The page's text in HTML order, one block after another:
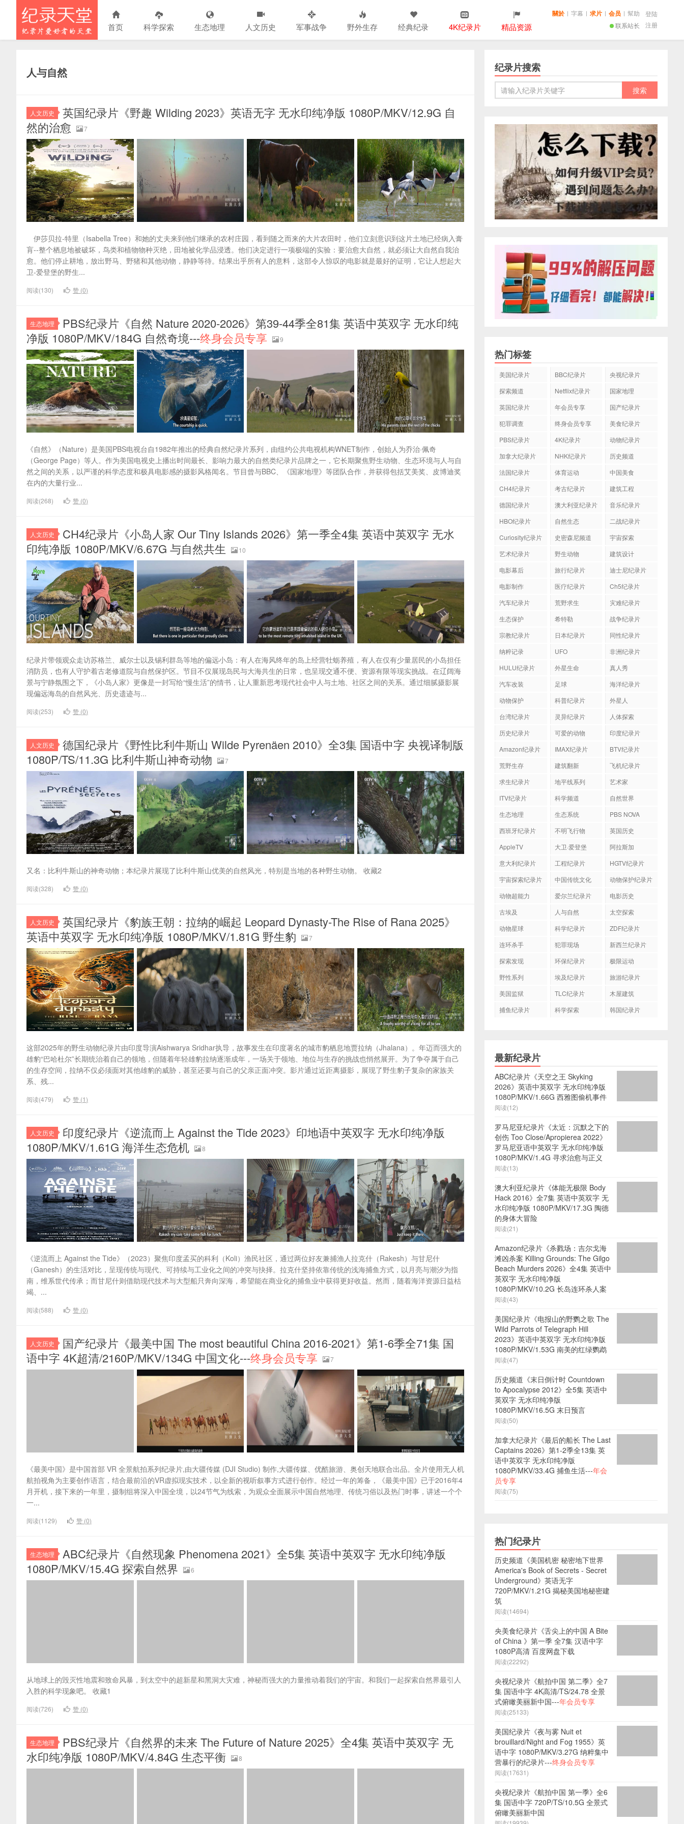
首页 科学探索 生态地理 人文历史 军事战争 野外生存 经典纪录 4K纪录片 精品资源 联系站长
關於 | 字幕 | 求片 | 会员 | 幫助
登陆
注册
人与自然
人文历史
英国纪录片《野趣 Wilding 2023》英语无字 无水印纯净版 1080P/MKV/12.9G 自
然的治愈
7
伊莎贝拉-特里（Isabella Tree）和她的丈夫来到他们继承的农村庄园，看到随之而来的大片农田时，他们立刻意识到这片土地已经病入膏
肓--整个栖息地被破坏，鸟类和植物物种灭绝，田地被化学品浸透。他们决定进行一项极端的实验：要治愈大自然，就必须让大自然自我治
愈。他们停止耕地，放出野马、野猪和其他动物，静静等待。结果出乎所有人的意料，这部令人惊叹的电影就是最好的证明，它让人想起大
卫-爱登堡的野生...
阅读(130) 赞 (0)
生态地理
PBS纪录片《自然 Nature 2020-2026》第39-44季全81集 英语中英双字 无水印纯
净版 1080P/MKV/184G 自然奇境---终身会员专享 9
《自然》（Nature）是美国PBS电视台自1982年推出的经典自然纪录片系列，由纽约公共电视机构WNET制作，创始人为乔治·佩奇
（George Page）等人。作为美国电视史上播出时间最长、影响力最大的自然类纪录片品牌之一，它长期聚焦野生动物、生态环境与人与自
然之间的关系，以严谨的科学态度和极具电影感的摄影风格闻名。节目曾与BBC、《国家地理》等团队合作，并获得包括艾美奖、皮博迪奖
在内的大量行业...
阅读(268) 赞 (0)
人文历史
CH4纪录片《小岛人家 Our Tiny Islands 2026》第一季全4集 英语中英双字 无水
印纯净版 1080P/MKV/6.67G 与自然共生
10
纪录片带领观众走访苏格兰、威尔士以及锡利群岛等地的偏远小岛：有人在海风终年的岛上经营牡蛎养殖，有人在仅有少量居民的小岛担任
消防员，也有人守护着古老修道院与自然保护区。节目不仅展现岛民与大海共生的日常，也呈现交通不便、资源有限等现实挑战。在辽阔海
景与宁静氛围之下，《小岛人家》更像是一封写给“慢生活”的情书，让人重新思考现代社会中人与土地、社区之间的关系。通过细腻摄影展
现偏远海岛的自然风光、历史遗迹与...
阅读(253) 赞 (0)
人文历史
德国纪录片《野性比利牛斯山 Wilde Pyrenäen 2010》全3集 国语中字 央视译制版
1080P/TS/11.3G 比利牛斯山神奇动物
7
又名：比利牛斯山的神奇动物；本纪录片展现了比利牛斯山优美的自然风光，特别是当地的各种野生动物。 收藏2
阅读(328) 赞 (0)
人文历史
英国纪录片《豹族王朝：拉纳的崛起 Leopard Dynasty-The Rise of Rana 2025》
英语中英双字 无水印纯净版 1080P/MKV/1.81G 野生豹
7
这部2025年的野生动物纪录片由印度导演Aishwarya Sridhar执导，故事发生在印度著名的城市豹栖息地贾拉纳（Jhalana）。年迈而强大的
雄豹“巴哈杜尔”长期统治着自己的领地，但随着年轻雄豹拉纳逐渐成年，一场关于领地、地位与生存的挑战也悄然展开。为了争夺属于自己
的生存空间，拉纳不仅必须面对其他雄豹的威胁，甚至还要与自己的父亲正面冲突。影片通过近距离摄影，展现了野生豹子复杂的家族关
系、残...
阅读(479) 赞 (1)
人文历史
印度纪录片《逆流而上 Against the Tide 2023》印地语中英双字 无水印纯净版
1080P/MKV/1.61G 海洋生态危机
8
《逆流而上 Against the Tide》（2023）聚焦印度孟买的科利（Koli）渔民社区，通过两位好友兼捕渔人拉克什（Rakesh）与甘尼什
（Ganesh）的生活对比，呈现传统与现代、可持续与工业化之间的冲突与抉择。拉克什坚持依靠传统的浅海捕鱼方式，以月亮与潮汐为指
南，维系世代传承；而甘尼什则借助现代技术与大型船只奔向深海，希望能在商业化的捕鱼业中获得更好收益。然而，随着海洋资源日益枯
竭、...
阅读(588) 赞 (0)
人文历史
国产纪录片《最美中国 The most beautiful China 2016-2021》第1-6季全71集 国
语中字 4K超清/2160P/MKV/134G 中国文化---终身会员专享 7
《最美中国》是中国首部 VR 全景航拍系列纪录片,由大疆传媒 (DJI Studio) 制作,大疆传媒、优酷旅游、奥创天地联合出品。全片使用无人机
航拍视角为主要创作语言，结合最前沿的VR虚拟现实技术，以全新的视听叙事方式进行创作。经过一年的筹备，《最美中国》已于2016年4
月开机，接下来的一年里，摄制组将深入中国全境，以24节气为线索，为观众全面展示中国自然地理、传统习俗以及热门时事，讲述一个个
一...
阅读(1129) 赞 (0)
生态地理
ABC纪录片《自然现象 Phenomena 2021》全5集 英语中英双字 无水印纯净版
1080P/MKV/15.4G 探索自然界
6
从地球上的毁灭性地震和致命风暴，到太空中的超新星和黑洞大灾难，神秘而强大的力量推动着我们的宇宙。和我们一起探索自然界最引人
入胜的科学现象吧。 收藏1
阅读(726) 赞 (0)
生态地理
PBS纪录片《自然界的未来 The Future of Nature 2025》全4集 英语中英双字 无
水印纯净版 1080P/MKV/4.84G 生态平衡
8
纪录片搜索
热门标签
美国纪录片 BBC纪录片
央视纪录片
探索频道
Netflix纪录片
国家地理
英国纪录片
年会员专享
国产纪录片
犯罪调查
终身会员专享
美食纪录片
PBS纪录片
4K纪录片
动物纪录片
加拿大纪录片
NHK纪录片
历史频道
法国纪录片
体育运动
中国美食
CH4纪录片
考古纪录片
建筑工程
德国纪录片
澳大利亚纪录片
音乐纪录片
HBO纪录片
自然生态
二战纪录片
Curiosity纪录片
史密森尼频道
宇宙探索
艺术纪录片
野生动物
建筑设计
电影幕后
旅行纪录片
迪士尼纪录片
电影制作
医疗纪录片
Ch5纪录片
汽车纪录片
荒野求生
灾难纪录片
生态保护
希特勒
战争纪录片
宗教纪录片
日本纪录片
同性纪录片
纳粹记录
UFO
非洲纪录片
HULU纪录片
外星生命
真人秀
汽车改装
足球
海洋纪录片
动物保护
科普纪录片
外星人
台湾纪录片
灵异纪录片
人体探索
历史纪录片
可爱的动物
印度纪录片
Amazon纪录片
IMAX纪录片
BTV纪录片
荒野生存
建筑翻新
飞机纪录片
求生纪录片
地平线系列
艺术家
ITV纪录片
科学频道
自然世界
生态地理
生态系统
PBS NOVA
西班牙纪录片
不明飞行物
英国历史
AppleTV
大卫·爱登堡
阿拉斯加
意大利纪录片
工程纪录片
HGTV纪录片
宇宙探索纪录片
中国传统文化
动物保护纪录片
动物超能力
爱尔兰纪录片
电影历史
古埃及
人与自然
太空探索
动物星球
科学纪录片
ZDF纪录片
连环杀手
犯罪现场
新西兰纪录片
探索发现
环保纪录片
极限运动
野性系列
埃及纪录片
旅游纪录片
美国监狱
TLC纪录片
木屋建筑
捕鱼纪录片
科学探索 韩国纪录片
最新纪录片
ABC纪录片《天空之王 Skyking
2026》英语中英双字 无水印纯净版
1080P/MKV/1.66G 西雅图偷机事件
阅读(12)
罗马尼亚纪录片《太近：沉默之下的
创伤 Too Close/Apropierea 2022》
罗马尼亚语中英双字 无水印纯净版
1080P/MKV/1.4G 寻求治愈与正义
阅读(13)
澳大利亚纪录片《体能无极限 Body
Hack 2016》全7集 英语中英双字 无
水印纯净版 1080P/MKV/17.3G 陶德
的身体大冒险
阅读(21)
Amazon纪录片《杀戮场：吉尔戈海
滩凶杀案 Killing Grounds: The Gilgo
Beach Murders 2026》全4集 英语中
英双字 无水印纯净版
1080P/MKV/10.2G 长岛连环杀人案
阅读(43)
美国纪录片《电报山的野鹦之歌 The
Wild Parrots of Telegraph Hill
2023》英语中英双字 无水印纯净版
1080P/MKV/1.53G 南美的红绿鹦鹉
阅读(47)
历史频道《末日倒计时 Countdown
to Apocalypse 2012》全5集 英语中
英双字 无水印纯净版
1080P/MKV/16.5G 末日预言
阅读(50)
加拿大纪录片《最后的船长 The Last
Captains 2026》第1-2季全13集 英
语中英双字 无水印纯净版
1080P/MKV/33.4G 捕鱼生活---年会
员专享
阅读(75)
热门纪录片
历史频道《美国机密 秘密地下世界
America's Book of Secrets - Secret
Underground》英语无字
720P/MKV/1.21G 揭秘美国地秘密建
筑
阅读(14694)
央美食纪录片《舌尖上的中国 A Bite
of China 》第一季 全7集 汉语中字
1080P高清 百度网盘下载
阅读(22292)
央视纪录片《航拍中国 第二季》全7
集 国语中字 4K高清/TS/24.78 全景
式俯瞰美丽新中国---年会员专享
阅读(25133)
美国纪录片《夜与雾 Nuit et
brouillard/Night and Fog 1955》英
语中字 1080P/MKV/3.27G 纳粹集中
营暴行的纪录片---终身会员专享
阅读(17631)
央视纪录片《航拍中国 第一季》全6
集 国语中字 720P/TS/10.5G 全景式
俯瞰美丽新中国